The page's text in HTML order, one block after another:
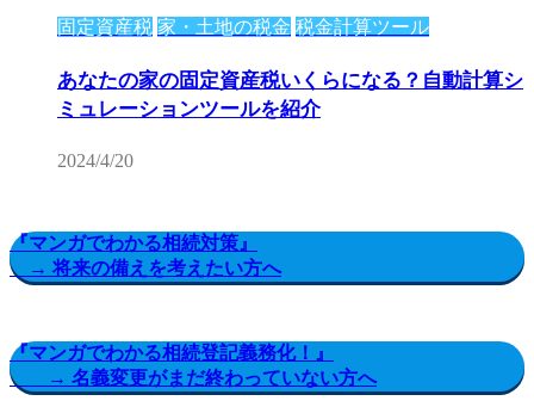
固定資産税 家・土地の税金 税金計算ツール
あなたの家の固定資産税いくらになる？自動計算シ
ミュレーションツールを紹介
2024/4/20
『マンガでわかる相続対策』
→ 将来の備えを考えたい方へ
『マンガでわかる相続登記義務化！』
→ 名義変更がまだ終わっていない方へ